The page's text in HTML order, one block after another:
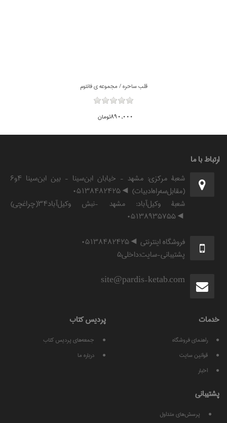
قلب ساحره / مجموعه ي فانتوم
890,000تومان
ارتباط با ما
شعبۀ مرکزی: مشهد - خیابان ابن‌سینا - بین ابن‌سینا ۴و۶
(مقابل‌سه‌راه‌ادبیات) ◄۰۵۱۳۸۴۸۲۴۲۵
شعبۀ وکیل‌آباد: مشهد -نبش وکیل‌آباد۳۴(چراغچی)
◄۰۵۱۳۸۹۳۵۷۵۵
فروشگاه اینترنتی ◄۰۵۱۳۸۴۸۲۴۲۵
پشتیبانی-سایت:داخلی۵
site@pardis-ketab.com
خدمات
راهنمای فروشگاه
قوانين سايت
اخبار
پرديس كتاب
جمعه‌های پردیس کتاب
درباره ما
پشتيبانی
پرسش‌های متداول